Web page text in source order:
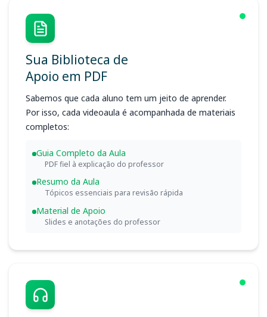
Sua Biblioteca de
Apoio em PDF
Sabemos que cada aluno tem um jeito de aprender.
Por isso, cada videoaula é acompanhada de materiais
completos:
Guia Completo da Aula
PDF fiel à explicação do professor
Resumo da Aula
Tópicos essenciais para revisão rápida
Material de Apoio
Slides e anotações do professor